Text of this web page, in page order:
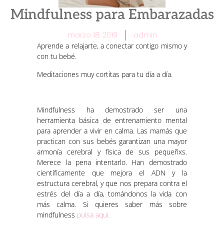
Mindfulness para Embarazadas
marzo 18, 2019 admin
Aprende a relajarte, a conectar contigo mismo y
con tu bebé.
Meditaciones muy cortitas para tu día a día.
Mindfulness ha demostrado ser una
herramienta básica de entrenamiento mental
para aprender a vivir en calma. Las mamás que
practican con sus bebés garantizan una mayor
armonía cerebral y física de sus pequeñxs.
Merece la pena intentarlo. Han demostrado
científicamente que mejora el ADN y la
estructura cerebral, y que nos prepara contra el
estrés del día a día, tomándonos la vida con
más calma. Si quieres saber más sobre
mindfulness pulsa aquí.